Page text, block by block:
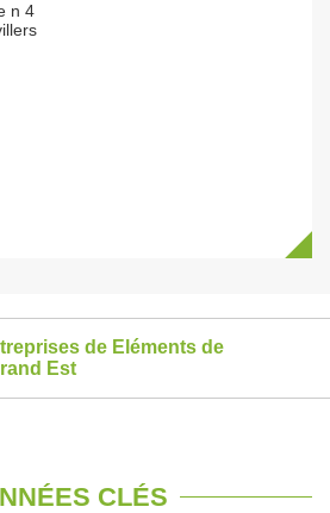
n 4
de Eléments de
Est
CLÉS